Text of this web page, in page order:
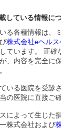
載している情報に
る各種情報は、
株式会社eヘルス
ています。 正確
、内容を完全に
いる医院を受診
の医院に直接ご
によって生じた
株式会社および